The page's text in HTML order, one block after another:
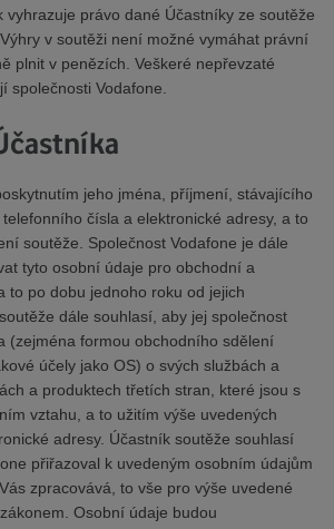
právo dané Účastníky ze soutěže
v soutěži není možné vymáhat právní
plnit v penězích. Veškeré nepřevzaté
společnosti Vodafone.
jeho jména, příjmení, stávajícího
čísla a elektronické adresy, a to
soutěže. Společnost Vodafone je dále
tyto osobní údaje pro obchodní a
to po dobu jednoho roku od jejich
dále souhlasí, aby jej společnost
(zejména formou obchodního sdělení
účely jako OS) o svých službách a
a produktech třetích stran, které jsou s
vztahu, a to užitím výše uvedených
adresy. Účastník soutěže souhlasí
přiřazoval k uvedeným osobním údajům
zpracovává, to vše pro výše uvedené
Osobní údaje budou